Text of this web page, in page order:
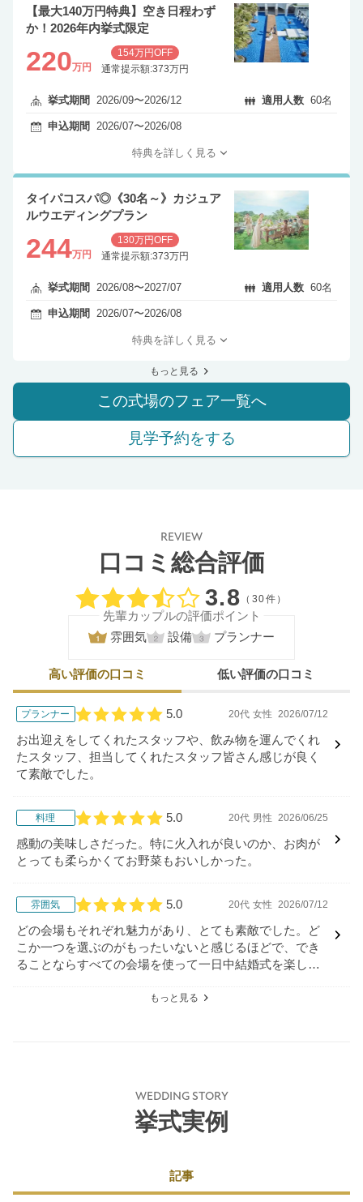
【最大140万円特典】空き日程わず
か！2026年内挙式限定
220万円
154万円OFF
通常提示額:373万円
挙式期間 2026/09〜2026/12 適用人数 60名
申込期間 2026/07〜2026/08
特典を詳しく見る
タイパコスパ◎《30名～》カジュア
ルウエディングプラン
244万円
130万円OFF
通常提示額:373万円
挙式期間 2026/08〜2027/07 適用人数 60名
申込期間 2026/07〜2026/08
特典を詳しく見る
もっと見る
この式場のフェア一覧へ
見学予約をする
REVIEW
口コミ総合評価
口コミ評価
3.8 （30件）
先輩カップルの評価ポイント
雰囲気
設備 プランナー
高い評価の口コミ 低い評価の口コミ
プランナー
口コミ評価
5.0 20代 女性 2026/07/12
お出迎えをしてくれたスタッフや、飲み物を運んでくれ
たスタッフ、担当してくれたスタッフ皆さん感じが良く
て素敵でした。
料理
口コミ評価
5.0 20代 男性 2026/06/25
感動の美味しさだった。特に火入れが良いのか、お肉が
とっても柔らかくてお野菜もおいしかった。
雰囲気
口コミ評価
5.0 20代 女性 2026/07/12
どの会場もそれぞれ魅力があり、とても素敵でした。ど
こか一つを選ぶのがもったいないと感じるほどで、でき
ることならすべての会場を使って一日中結婚式を楽しみ
もっと見る
WEDDING STORY
挙式実例
記事